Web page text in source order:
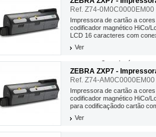
assinatura
Cartões proximidade RFID
Cartões Mifare
Cartões UHF e RFID
Cartões com segurança & holograma
Fitas á cores YMCKO
Fitas á cores YMCKO i-Séries
Fitas monocromático e pretas
Fitas pretas
Fitas monocromáticas
Cartucho á cores
Cartucho á cores
Cartucho á cores i-
Cartucho
Cartucho preto
Cartucho
Fitas de laminação
P500/ P520
Ref. Z74-0M0C0000EM00
Impressora de cartão a
codificador magnético HiCo/
LCD 16 caracteres com
Ver
ZEBRA ZXP7 -
Ref. Z74-AM0C0000EM00
Impressora de cartão a
codificador magnético HiCo/
para codificaçãodo cartão
Ver